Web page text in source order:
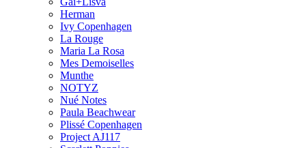
Herman
Ivy Copenhagen
La Rouge
Maria La Rosa
Mes Demoiselles
Munthe
NOTYZ
Nué Notes
Paula Beachwear
Plissé Copenhagen
Project AJ117